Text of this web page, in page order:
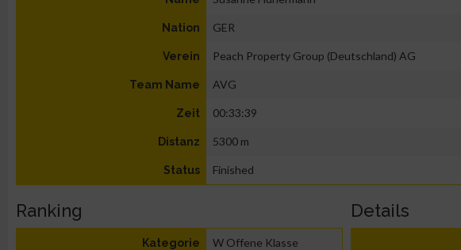
Nation GER
Verein Peach Property Group (Deutschland) AG
Team Name AVG
Zeit 00:33:39
Distanz 5300 m
Status Finished
Ranking
Kategorie W Offene Klasse
Details